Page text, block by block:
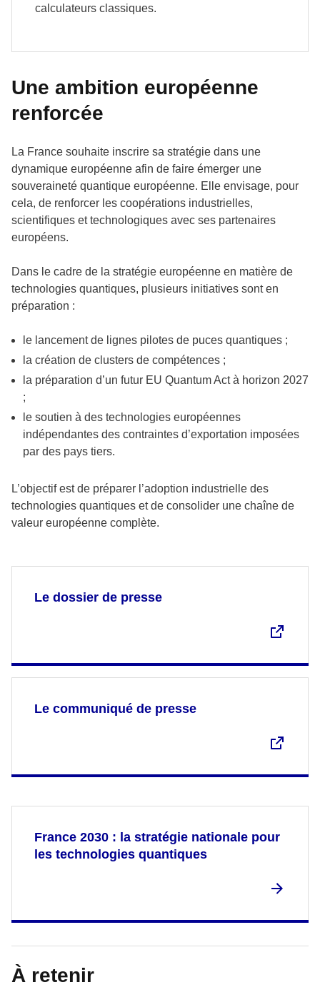
calculateurs classiques.
Une ambition européenne
renforcée
La France souhaite inscrire sa stratégie dans une
dynamique européenne afin de faire émerger une
souveraineté quantique européenne. Elle envisage, pour
cela, de renforcer les coopérations industrielles,
scientifiques et technologiques avec ses partenaires
européens.
Dans le cadre de la stratégie européenne en matière de
technologies quantiques, plusieurs initiatives sont en
préparation :
le lancement de lignes pilotes de puces quantiques ;
la création de clusters de compétences ;
la préparation d’un futur EU Quantum Act à horizon 2027
;
le soutien à des technologies européennes
indépendantes des contraintes d’exportation imposées
par des pays tiers.
L’objectif est de préparer l’adoption industrielle des
technologies quantiques et de consolider une chaîne de
valeur européenne complète.
Le dossier de presse
Le communiqué de presse
France 2030 : la stratégie nationale pour
les technologies quantiques
À retenir